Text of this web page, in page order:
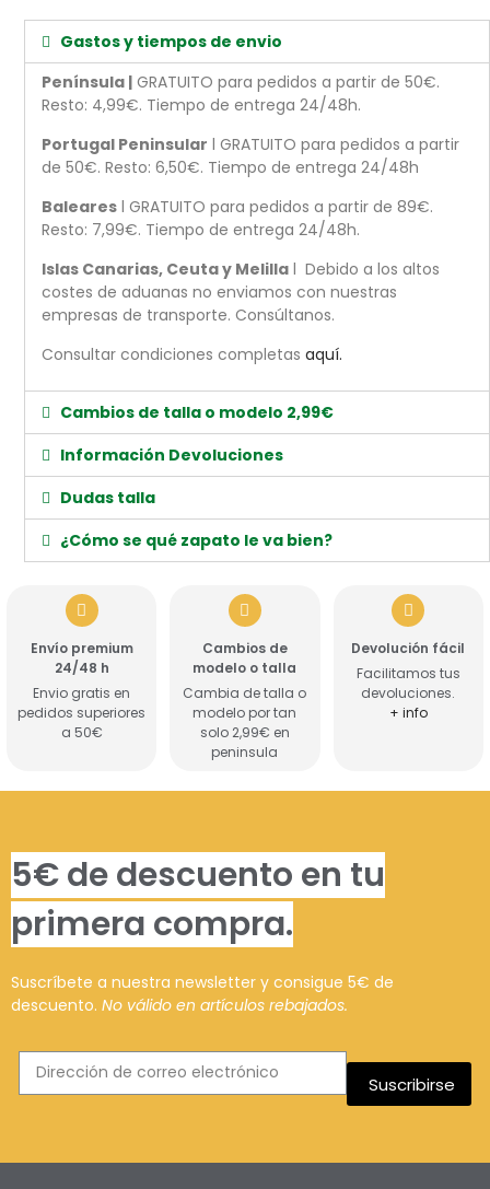
Gastos y tiempos de envio
Península | GRATUITO para pedidos a partir de 50€.
Resto: 4,99€. Tiempo de entrega 24/48h.
Portugal Peninsular l GRATUITO para pedidos a partir
de 50€. Resto: 6,50€. Tiempo de entrega 24/48h
Baleares l GRATUITO para pedidos a partir de 89€.
Resto: 7,99€. Tiempo de entrega 24/48h.
Islas Canarias, Ceuta y Melilla l Debido a los altos
costes de aduanas no enviamos con nuestras
empresas de transporte. Consúltanos.
Consultar condiciones completasaquí.
Cambios de talla o modelo 2,99€
Información Devoluciones
Dudas talla
¿Cómo se qué zapato le va bien?
Envío premium
24/48 h
Envio gratis en
pedidos superiores
a 50€
Cambios de
modelo o talla
Cambia de talla o
modelo por tan
solo 2,99€ en
peninsula
Devolución fácil
Facilitamos tus
devoluciones.
+ info
5€ de descuento en tu
primera compra.
Suscríbete a nuestra newsletter y consigue 5€ de
descuento. No válido en artículos rebajados.
Suscribirse